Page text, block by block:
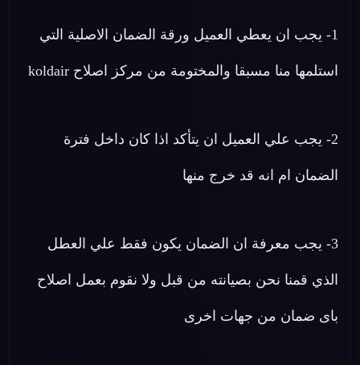
1- يجب ان يعطي العميل ورقة الضمان الاصلية التي
استلمها منا مسبقا والمختومة من مركز اصلاح koldair
2- يجب علي العميل ان يتأكد اذا كان داخل فترة
الضمان ام انه قد خرج منها
3- يجب معرفة ان الضمان يكون فقط علي العطل
الذي قمنا نحن بصيانته من قبل ولا نقوم بعمل اصلاح
باى ضمان من جهات اخرى